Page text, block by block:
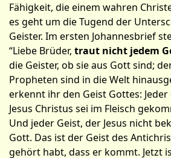
Fähigkeit, die einem wahren
es geht um die Tugend der
Geister. Im ersten Johannesbrief
“Liebe Brüder, traut nicht jedem
die Geister, ob sie aus Gott sind;
Propheten sind in die Welt
erkennt ihr den Geist Gottes:
Jesus Christus sei im Fleisch
Und jeder Geist, der Jesus nicht
Gott. Das ist der Geist des
gehört habt, dass er kommt. Jetzt